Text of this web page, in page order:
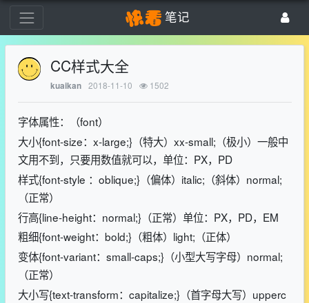
笔记
CC样式大全
kuaikan 2018-11-10 1502
字体属性：（font）
大小{font-size：x-large;}（特大）xx-small;（极小）一般中
文用不到，只要用数值就可以，单位：PX，PD
样式{font-style ：oblique;}（偏体）italic;（斜体）normal;
（正常）
行高{line-height：normal;}（正常）单位：PX，PD，EM
粗细{font-weight：bold;}（粗体）light;（正体）
变体{font-variant：small-caps;}（小型大写字母）normal;
（正常）
大小写{text-transform：capitalize;}（首字母大写）upperc